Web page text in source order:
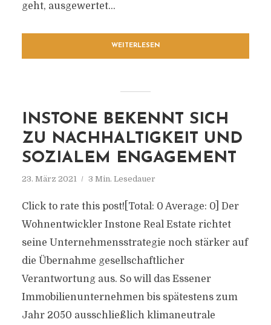
geht, ausgewertet...
WEITERLESEN
INSTONE BEKENNT SICH
ZU NACHHALTIGKEIT UND
SOZIALEM ENGAGEMENT
23. März 2021 3 Min. Lesedauer
Click to rate this post![Total: 0 Average: 0] Der
Wohnentwickler Instone Real Estate richtet
seine Unternehmensstrategie noch stärker auf
die Übernahme gesellschaftlicher
Verantwortung aus. So will das Essener
Immobilienunternehmen bis spätestens zum
Jahr 2050 ausschließlich klimaneutrale